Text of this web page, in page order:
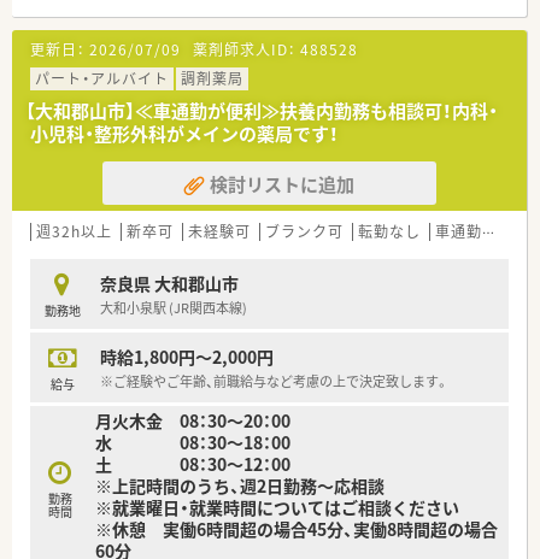
<こんな調剤薬局です>
■奈良県内を中心に22店舗展開している調剤薬局です。
■奈良県南部にも多数店舗があり、ヘルプ体制もございますの
で、比較的希望休は取りやすい環境です。
■隣接するクリニックからの処方箋がメインです。
■近隣に複数店舗展開されており、配属先については面接後に最
終決定いたします。
当店舗以外での配属となる場合もございます。
<休日＆研修制度充実>
■正社員の方は年間休日120日以上！残業時間も平均10時間未満
■別途店舗ごとに研修会や、会社として資格取得や外部研修の支
援があったりと、スキルアップをサポートしてもらえる環境も整
っています。
<お人柄重視の採用>
■ご経験よりもお人柄を重視！
を求めています。
更新日： 2026/07/09 薬剤師求人ID： 488528
パート・アルバイト
調剤薬局
【大和郡山市】≪車通勤が便利≫扶養内勤務も相談可！内科・
小児科・整形外科がメインの薬局です！
検討リストに追加
週32h以上 新卒可 未経験可 ブランク可 転勤なし 車通勤可
勤務地
奈良県 大和郡山市
大和小泉駅 (JR関西本線)
給与
時給1,800円～2,000円
※ご経験やご年齢、前職給与など考慮の上で決定致します。
勤務
時間
月火木金 08：30～20：00
水 08：30～18：00
土 08：30～12：00
※上記時間のうち、週2日勤務～応相談
※就業曜日・就業時間についてはご相談ください
※休憩 実働6時間超の場合45分、実働8時間超の場合
60分